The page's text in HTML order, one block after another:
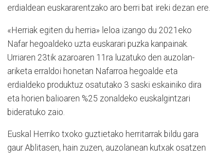
erdialdean euskararentzako aro berri bat ireki dezan ere.
«Herriak egiten du herria» leloa izango du 2021eko
Nafar hegoaldeko uzta euskarari puzka kanpainak.
Urriaren 23tik azaroaren 11ra luzatuko den auzolan-
ariketa erraldoi honetan Nafarroa hegoalde eta
erdialdeko produktuz osatutako 3 saski eskainiko dira
eta horien balioaren %25 zonaldeko euskalgintzari
bideratuko zaio.
Euskal Herriko txoko guztietako herritarrak bildu gara
gaur Ablitasen, hain zuzen, auzolanean kutxak osatzen